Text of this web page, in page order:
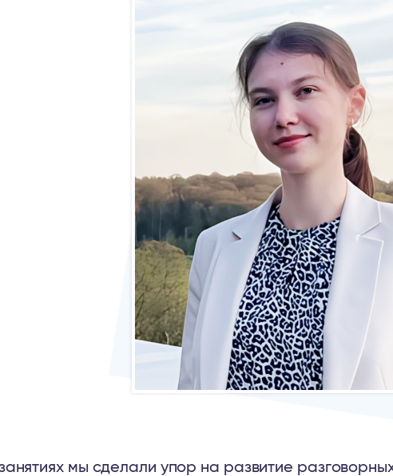
мы сделали упор на развитие